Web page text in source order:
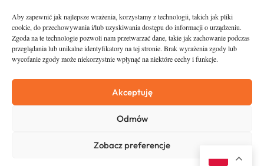
Aby zapewnić jak najlepsze wrażenia, korzystamy z technologii, takich jak pliki
cookie, do przechowywania i/lub uzyskiwania dostępu do informacji o urządzeniu.
Zgoda na te technologie pozwoli nam przetwarzać dane, takie jak zachowanie podczas
przeglądania lub unikalne identyfikatory na tej stronie. Brak wyrażenia zgody lub
wycofanie zgody może niekorzystnie wpłynąć na niektóre cechy i funkcje.
Akceptuję
Odmów
Zobacz preferencje
Asfalt
O nas
Zostań Patronem
Kontakt